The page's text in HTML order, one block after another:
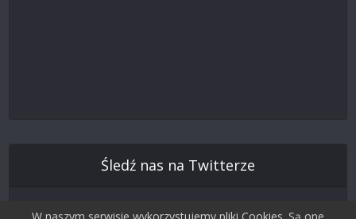
Śledź nas na Twitterze